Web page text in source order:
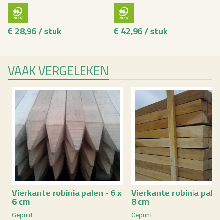
€ 28,96 / stuk € 42,96 / stuk
VAAK VER­GE­LE­KEN
Vier­kan­te ro­bi­nia palen - 6 x
6 cm
Ge­punt
Vier­kan­te ro­bi­nia
8 cm
Ge­punt